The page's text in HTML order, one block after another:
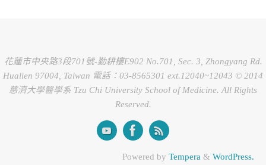
花蓮市中央路3段701號-勤耕樓E902 No.701, Sec. 3, Zhongyang Rd.
Hualien 97004, Taiwan 電話：03-8565301 ext.12040~12043 © 2014
慈濟大學醫學系 Tzu Chi University School of Medicine. All Rights
Reserved.
Powered by Tempera & WordPress.